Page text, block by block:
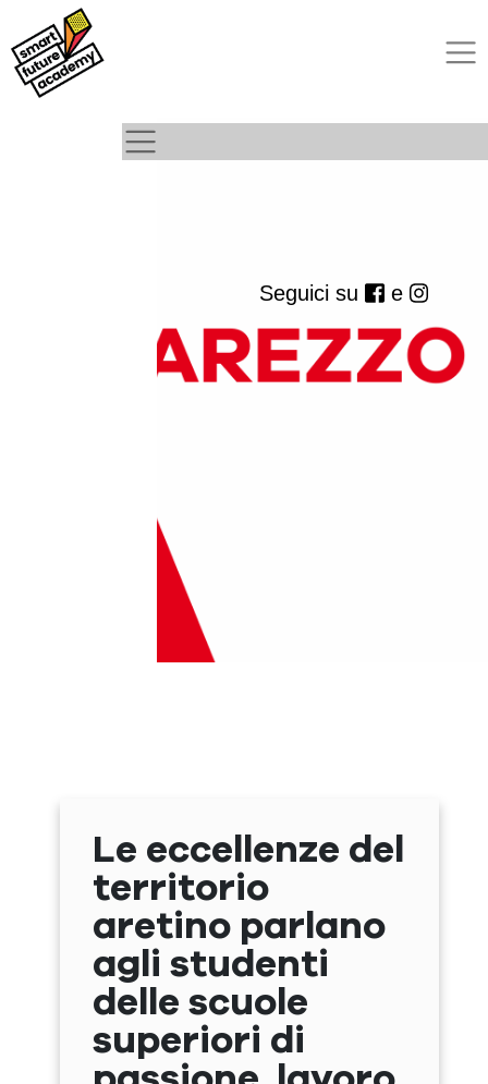
Seguici su e
Le eccellenze del
territorio
aretino parlano
agli studenti
delle scuole
superiori di